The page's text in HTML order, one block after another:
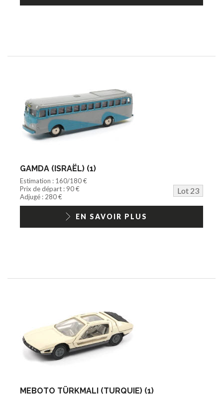
GAMDA (ISRAËL) (1)
Estimation : 160/180 €
Prix de départ : 90 €
Lot 23
Adjugé : 280 €
EN SAVOIR PLUS
MEBOTO TÜRKMALI (TURQUIE) (1)